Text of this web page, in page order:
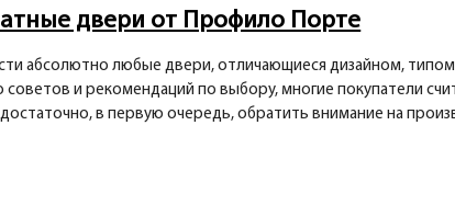
двери от Профило Порте
абсолютно любые двери, отличающиеся дизайном,
и рекомендаций по выбору, многие покупатели
в первую очередь, обратить внимание на